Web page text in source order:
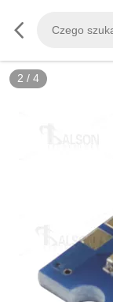
2 / 4